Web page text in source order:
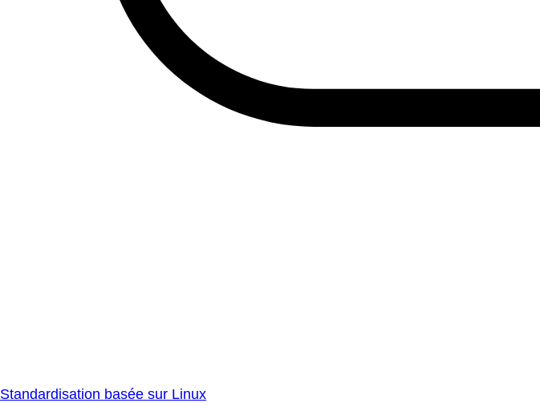
Standardisation basée sur Linux